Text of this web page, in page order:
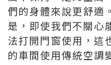
們的身體來說更舒適
是，即使我們不關心
法打開門窗使用，這
的車間使用傳統空調